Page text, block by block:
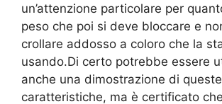
un’attenzione particolare per
peso che poi si deve bloccare e
crollare addosso a coloro che la
usando.Di certo potrebbe essere
anche una dimostrazione di queste
caratteristiche, ma è certificato